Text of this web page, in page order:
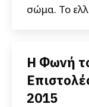
σώμα. Το
Η Φωνή
2015